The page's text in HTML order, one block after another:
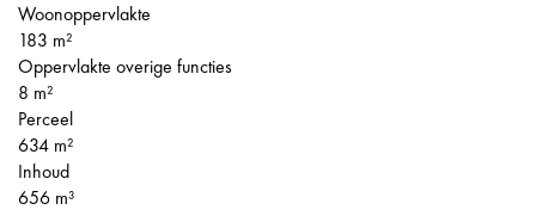
Woonoppervlakte
183 m²
Oppervlakte overige functies
8 m²
Perceel
634 m²
Inhoud
656 m³